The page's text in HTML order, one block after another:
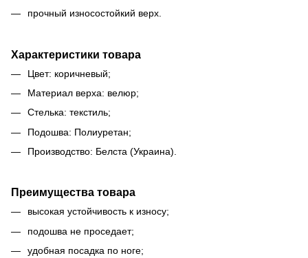
прочный износостойкий верх.
Характеристики товара
Цвет: коричневый;
Материал верха: велюр;
Стелька: текстиль;
Подошва: Полиуретан;
Производство: Белста (Украина).
Преимущества товара
высокая устойчивость к износу;
подошва не проседает;
удобная посадка по ноге;